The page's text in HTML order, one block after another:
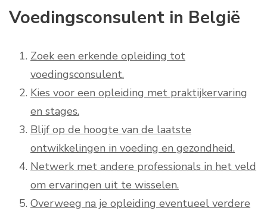
Voedingsconsulent in België
Zoek een erkende opleiding tot
voedingsconsulent.
Kies voor een opleiding met praktijkervaring
en stages.
Blijf op de hoogte van de laatste
ontwikkelingen in voeding en gezondheid.
Netwerk met andere professionals in het veld
om ervaringen uit te wisselen.
Overweeg na je opleiding eventueel verdere